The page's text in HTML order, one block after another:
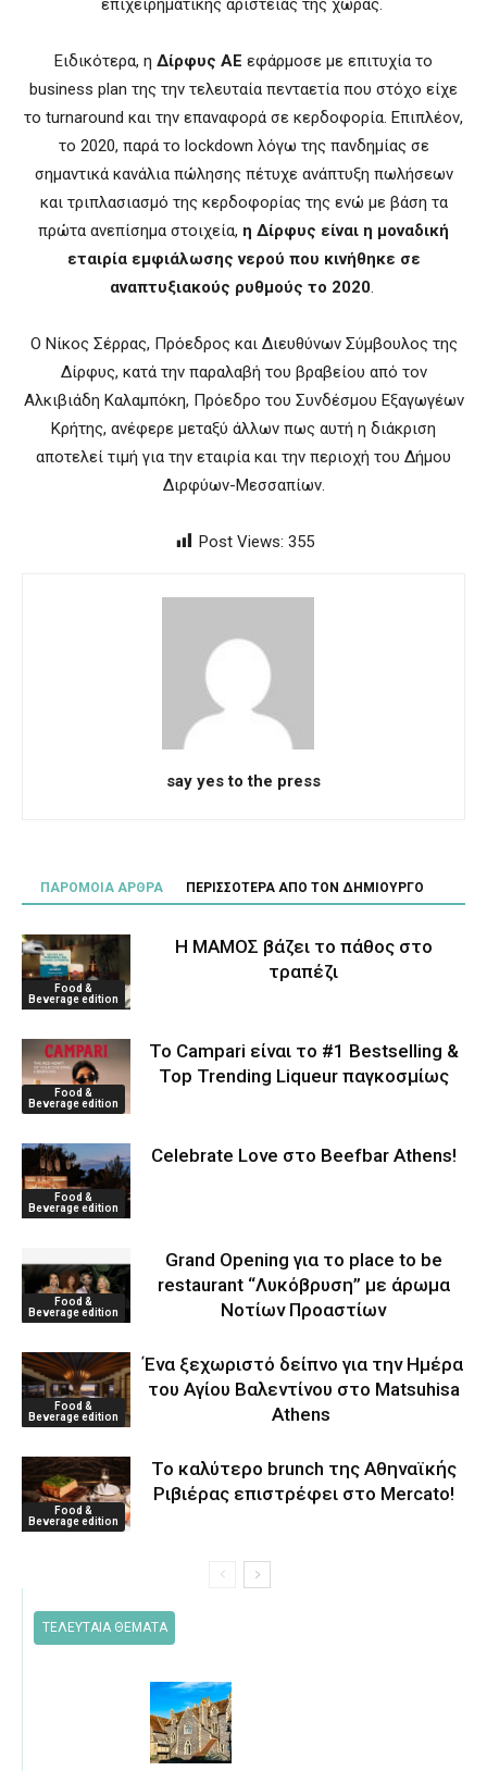
επιχειρηματικής αριστείας της χώρας.
Ειδικότερα, η Δίρφυς ΑΕ εφάρμοσε με επιτυχία το
business plan της την τελευταία πενταετία που στόχο είχε
το turnaround και την επαναφορά σε κερδοφορία. Επιπλέον,
το 2020, παρά το lockdown λόγω της πανδημίας σε
σημαντικά κανάλια πώλησης πέτυχε ανάπτυξη πωλήσεων
και τριπλασιασμό της κερδοφορίας της ενώ με βάση τα
πρώτα ανεπίσημα στοιχεία, η Δίρφυς είναι η μοναδική
εταιρία εμφιάλωσης νερού που κινήθηκε σε
αναπτυξιακούς ρυθμούς το 2020.
O Νίκος Σέρρας, Πρόεδρος και Διευθύνων Σύμβουλος της
Δίρφυς, κατά την παραλαβή του βραβείου από τον
Αλκιβιάδη Καλαμπόκη, Πρόεδρο του Συνδέσμου Εξαγωγέων
Κρήτης, ανέφερε μεταξύ άλλων πως αυτή η διάκριση
αποτελεί τιμή για την εταιρία και την περιοχή του Δήμου
Διρφύων-Μεσσαπίων.
Post Views: 355
say yes to the press
ΠΑΡΟΜΟΙΑ ΑΡΘΡΑ ΠΕΡΙΣΣΟΤΕΡΑ ΑΠΟ ΤΟΝ ΔΗΜΙΟΥΡΓΟ
Food &
Beverage edition
Η ΜΑΜΟΣ βάζει το πάθος στο
τραπέζι
Food &
Beverage edition
Το Campari είναι το #1 Bestselling &
Top Trending Liqueur παγκοσμίως
Food &
Beverage edition
Celebrate Love στο Beefbar Athens!
Food &
Beverage edition
Grand Opening για το place to be
restaurant “Λυκόβρυση” με άρωμα
Νοτίων Προαστίων
Food &
Beverage edition
Ένα ξεχωριστό δείπνο για την Ημέρα
του Αγίου Βαλεντίνου στο Matsuhisa
Athens
Food &
Beverage edition
Το καλύτερο brunch της Αθηναϊκής
Ριβιέρας επιστρέφει στο Mercato!
ΤΕΛΕΥΤΑΙΑ ΘΕΜΑΤΑ